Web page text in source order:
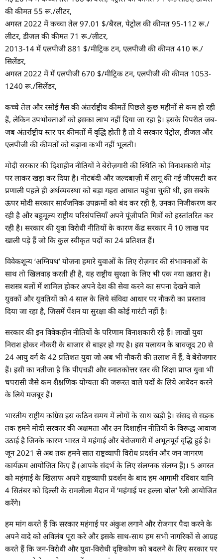
की कीमत 55 रू./लीटर,
अगस्त 2022 में कच्चा तेल 97.01 $/बैरल, पेट्रोल की कीमत 95-112 रू./
लीटर, डीजल की कीमत 71 रू./लीटर,
2013-14 में एलपीजी 881 $/मीट्रिक टन, एलपीजी की कीमत 410 रू./
सिलेंडर,
अगस्त 2022 में में एलपीजी 670 $/मीट्रिक टन, एलपीजी की कीमत 1053-
1240 रू./सिलेंडर,
कच्चे तेल और रसोई गैस की अंतर्राष्ट्रीय कीमतें पिछले कुछ महीनों से कम हो रही
हैं, लेकिन उपभोक्ताओं को इसका लाभ नहीं दिया जा रहा है। इसके विपरीत जब-
जब अंतर्राष्ट्रीय स्तर पर कीमतों में वृद्धि होती है तो ये सरकार पेट्रोल, डीजल और
एलपीजी की कीमतों को बढ़ाना कभी नहीं भूलती।
मोदी सरकार की दिशाहीन नीतियों ने बेरोज़गारी की स्थिति को विनाशकारी मोड़
पर लाकर खड़ा कर दिया है। नोटबंदी और जल्दबाज़ी में लागू की गई जीएसटी कर
प्रणाली पहले ही अर्थव्यवस्था को बड़ा गहरा आघात पहुंचा चुकी थी, इस सबके
ऊपर मोदी सरकार सार्वजनिक उपक्रमों को बंद कर रही है, उनका निजीकरण कर
रही है और बहुमूल्य राष्ट्रीय परिसंपत्तियाँ अपने पूंजीपति मित्रों को हस्तांतरित कर
रही है। सरकार की युवा विरोधी नीतियों के कारण केंद्र सरकार में 10 लाख पद
खाली पड़े हैं जो कि कुल स्वीकृत पदों का 24 प्रतिशत हैं।
विवेकशून्य ‘अग्निपथ’ योजना हमारे युवाओं के लिए रोज़गार की संभावनाओं के
साथ तो खिलवाड़ करती ही है, यह राष्ट्रीय सुरक्षा के लिए भी एक नया ख़तरा है।
सशस्त्र बलों में शामिल होकर अपने देश की सेवा करने का सपना देखने वाले
युवकों और युवतियों को 4 साल के लिये संविदा आधार पर नौकरी का प्रस्ताव
दिया जा रहा है, जिसमें पेंशन या सुरक्षा की कोई गारंटी नहीं है।
सरकार की इन विवेकहीन नीतियों के परिणाम विनाशकारी रहे हैं। लाखों युवा
निराश होकर नौकरी के बाजार से बाहर हो गए है। इस पलायन के बावजूद 20 से
24 आयु वर्ग के 42 प्रतिशत युवा जो अब भी नौकरी की तलाश में हैं, वे बेरोजगार
हैं। इसी का नतीजा है कि पीएचडी और स्नातकोत्तर स्तर की शिक्षा प्राप्त युवा भी
चपरासी जैसे कम शैक्षणिक योग्यता की जरूरत वाले पदों के लिये आवेदन करने
के लिये मजबूर हैं।
भारतीय राष्ट्रीय कांग्रेस इस कठिन समय में लोगों के साथ खड़ी है। संसद से सड़क
तक हमने मोदी सरकार की अक्षमता और उन दिशाहीन नीतियों के विरूद्ध आवाज
उठाई है जिनके कारण भारत में महंगाई और बेरोजगारी में अभूतपूर्व वृद्धि हुई है।
जून 2021 से अब तक हमने सात राष्ट्रव्यापी विरोध प्रदर्शन और जन जागरण
कार्यक्रम आयोजित किए हैं (आपके संदर्भ के लिए संलग्नक संलग्न हैं)। 5 अगस्त
को महंगाई के खिलाफ अपने राष्ट्रव्यापी प्रदर्शन के बाद हम आगामी रविवार यानि
4 सितंबर को दिल्ली के रामलीला मैदान में ‘महंगाई पर हल्ला बोल’ रैली आयोजित
करेंगे।
हम मांग करते हैं कि सरकार महंगाई पर अंकुश लगाने और रोजगार पैदा करने के
अपने वादे को अविलंब पूरा करे और इसके साथ-साथ हम सभी नागरिकों से आग्रह
करते हैं कि जन-विरोधी और युवा-विरोधी दृष्टिकोण को बदलने के लिए सरकार पर